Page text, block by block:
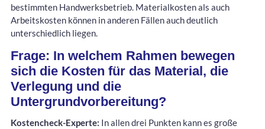
bestimmten Handwerksbetrieb. Materialkosten als auch
Arbeitskosten können in anderen Fällen auch deutlich
unterschiedlich liegen.
Frage: In welchem Rahmen bewegen
sich die Kosten für das Material, die
Verlegung und die
Untergrundvorbereitung?
Kostencheck-Experte: In allen drei Punkten kann es große